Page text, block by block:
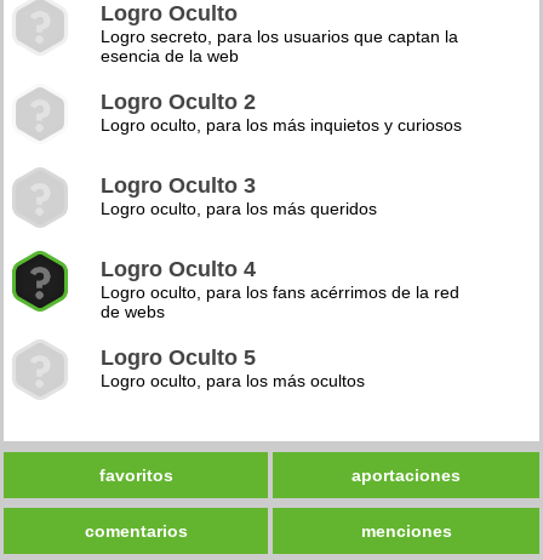
Logro Oculto
Logro secreto, para los usuarios que captan la
esencia de la web
Logro Oculto 2
Logro oculto, para los más inquietos y curiosos
Logro Oculto 3
Logro oculto, para los más queridos
Logro Oculto 4
Logro oculto, para los fans acérrimos de la red
de webs
Logro Oculto 5
Logro oculto, para los más ocultos
favoritos aportaciones
comentarios menciones